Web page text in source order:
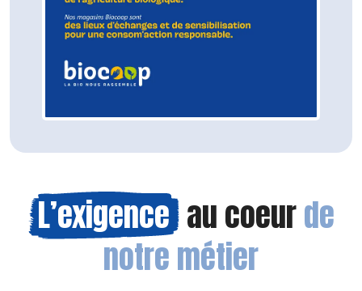
L’exigence au coeurde
notre métier